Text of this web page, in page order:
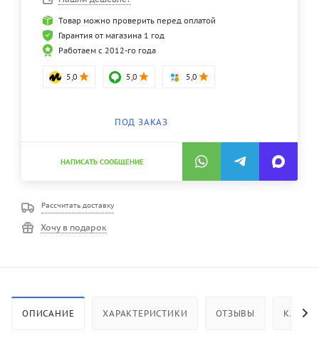
Товар можно проверить перед оплатой
Гарантия от магазина 1 год
Работаем с 2012-го года
5,0 5,0 5,0
ПОД ЗАКАЗ
НАПИСАТЬ СООБЩЕНИЕ
Рассчитать доставку
Хочу в подарок
ОПИСАНИЕ ХАРАКТЕРИСТИКИ ОТЗЫВЫ КАК